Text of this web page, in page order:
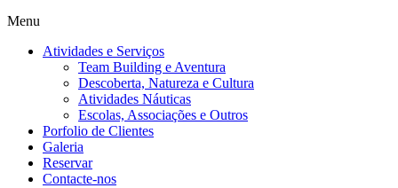
Menu
Atividades e Serviços
Team Building e Aventura
Descoberta, Natureza e Cultura
Atividades Náuticas
Escolas, Associações e Outros
Porfolio de Clientes
Galeria
Reservar
Contacte-nos